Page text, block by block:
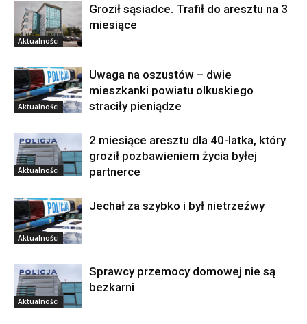
Aktualności
Groził sąsiadce. Trafił do aresztu na 3
miesiące
Aktualności
Uwaga na oszustów – dwie
mieszkanki powiatu olkuskiego
straciły pieniądze
Aktualności
2 miesiące aresztu dla 40-latka, który
groził pozbawieniem życia byłej
partnerce
Aktualności
Jechał za szybko i był nietrzeźwy
Aktualności
Sprawcy przemocy domowej nie są
bezkarni